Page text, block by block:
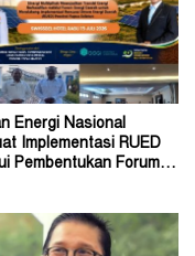
Energi Nasional
Implementasi RUED
Pembentukan Forum